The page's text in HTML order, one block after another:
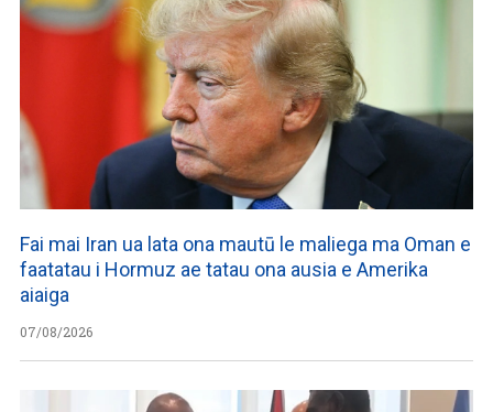
Fai mai Iran ua lata ona mautū le maliega ma Oman e
faatatau i Hormuz ae tatau ona ausia e Amerika
aiaiga
07/08/2026